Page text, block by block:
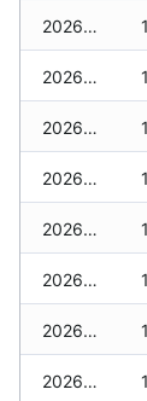
2026-04-18
2026-04-17
2026-04-16
2026-04-15
2026-04-14
2026-04-13
2026-04-12
2026-04-11